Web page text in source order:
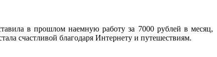
в прошлом наемную работу за 7000 рублей в месяц,
счастливой благодаря Интернету и путешествиям.